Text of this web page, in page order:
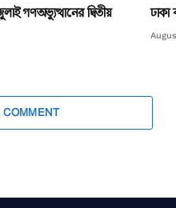
গণঅভ্যুত্থানের দ্বিতীয়
ঢাকা